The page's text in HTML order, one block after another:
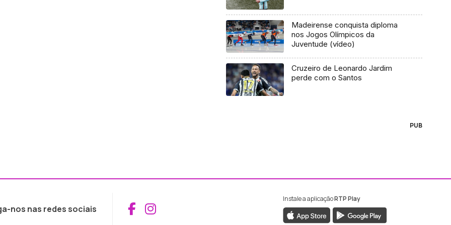
Madeirense conquista diploma
nos Jogos Olímpicos da
Juventude (vídeo)
Cruzeiro de Leonardo Jardim
perde com o Santos
PUB
nos nas redes sociais Aceder ao Facebook da RTP Madeira
Aceder ao Instagram da RTP Madeira
Instale a aplicaçãoRTP Play